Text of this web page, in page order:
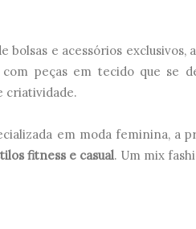
bolsas e acessórios exclusivos,
peças em tecido que se
criatividade.
em moda feminina, a
fitness e casual. Um mix